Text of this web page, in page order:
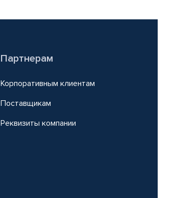
Партнерам
Корпоративным клиентам
Поставщикам
Реквизиты компании